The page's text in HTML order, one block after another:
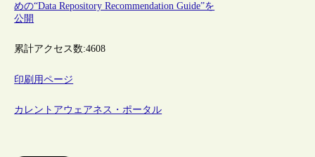
めの“Data Repository Recommendation Guide”を
公開
累計アクセス数:4608
印刷用ページ
カレントアウェアネス・ポータル